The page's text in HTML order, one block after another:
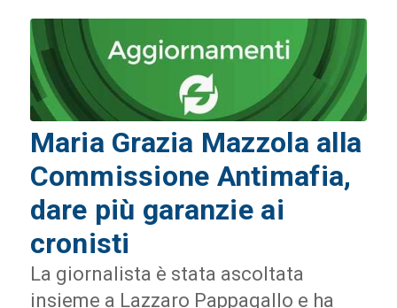
Maria Grazia Mazzola alla
Commissione Antimafia,
dare più garanzie ai
cronisti
La giornalista è stata ascoltata
insieme a Lazzaro Pappagallo e ha